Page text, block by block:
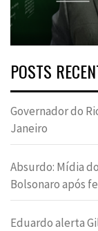
POSTS
Governador do
Janeiro
Absurdo: Mídia
Bolsonaro após
Eduardo alerta